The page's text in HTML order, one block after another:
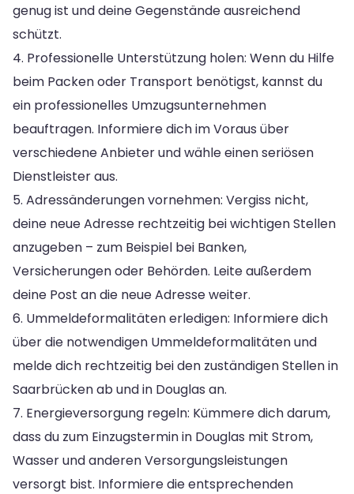
genug ist und deine Gegenstände ausreichend
schützt.
4. Professionelle Unterstützung holen: Wenn du Hilfe
beim Packen oder Transport benötigst, kannst du
ein professionelles Umzugsunternehmen
beauftragen. Informiere dich im Voraus über
verschiedene Anbieter und wähle einen seriösen
Dienstleister aus.
5. Adressänderungen vornehmen: Vergiss nicht,
deine neue Adresse rechtzeitig bei wichtigen Stellen
anzugeben – zum Beispiel bei Banken,
Versicherungen oder Behörden. Leite außerdem
deine Post an die neue Adresse weiter.
6. Ummeldeformalitäten erledigen: Informiere dich
über die notwendigen Ummeldeformalitäten und
melde dich rechtzeitig bei den zuständigen Stellen in
Saarbrücken ab und in Douglas an.
7. Energieversorgung regeln: Kümmere dich darum,
dass du zum Einzugstermin in Douglas mit Strom,
Wasser und anderen Versorgungsleistungen
versorgt bist. Informiere die entsprechenden